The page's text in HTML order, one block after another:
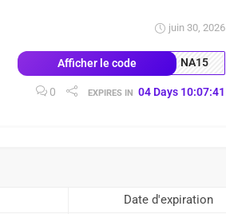
juin 30, 2026
Afficher le code NA15
0 EXPIRES IN 04 Days 10:07:40
Date d'expiration